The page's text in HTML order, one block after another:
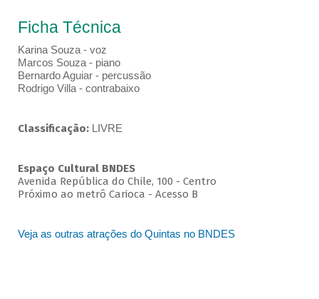
Ficha Técnica
Karina Souza - voz
Marcos Souza - piano
Bernardo Aguiar - percussão
Rodrigo Villa - contrabaixo
Classificação: LIVRE
Espaço Cultural BNDES
Avenida República do Chile, 100 - Centro
Próximo ao metrô Carioca - Acesso B
Veja as outras atrações do Quintas no BNDES